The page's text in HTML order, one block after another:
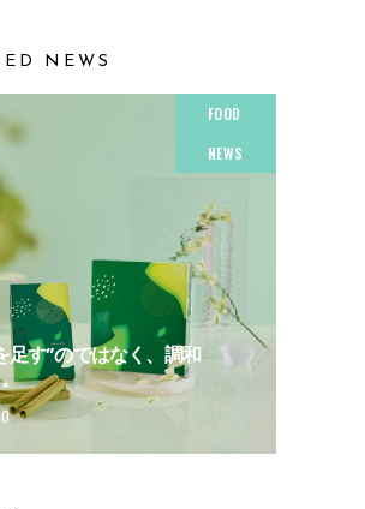
NEWS
FOOD
NEWS
足す”のではなく、調和